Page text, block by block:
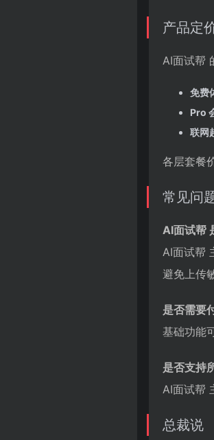
产品定
AI面试帮
免费
Pro
联网
各层套餐
常见问
AI面试帮
AI面试帮
避免上传
是否需要
基础功能
是否支持
AI面试帮
总裁说